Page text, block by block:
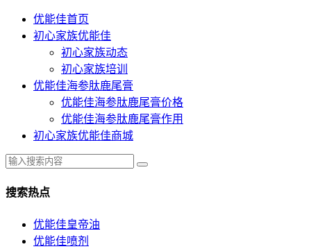
优能佳首页
初心家族优能佳
初心家族动态
初心家族培训
优能佳海参肽鹿尾膏
优能佳海参肽鹿尾膏价格
优能佳海参肽鹿尾膏作用
初心家族优能佳商城
搜索热点
优能佳皇帝油
优能佳喷剂